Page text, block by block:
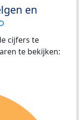
en
cijfers te
te bekijken: